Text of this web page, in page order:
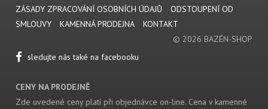
ZÁSADY ZPRACOVÁNÍ OSOBNÍCH ÚDAJŮ
ODSTOUPENÍ OD
SMLOUVY
KAMENNÁ PRODEJNA
KONTAKT
© 2026 BAZÉN-SHOP
sledujte nás také na facebooku
CENY NA PRODEJNĚ
Zde uvedené ceny platí při objednávce on-line. Cena v kamenné